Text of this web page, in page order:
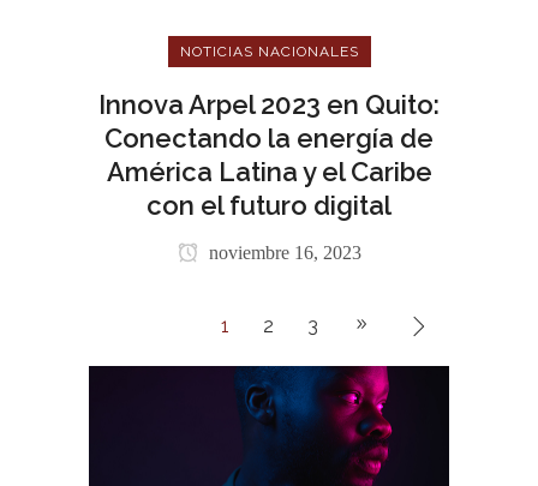
NOTICIAS NACIONALES
Innova Arpel 2023 en Quito:
Conectando la energía de
América Latina y el Caribe
con el futuro digital
noviembre 16, 2023
1 2 3